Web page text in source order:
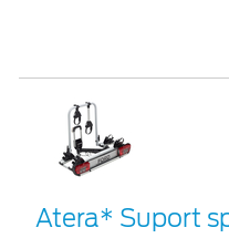
Atera* Suport